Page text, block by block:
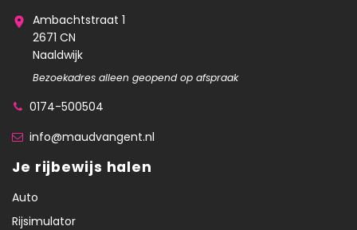
Ambachtstraat 1
2671 CN
Naaldwijk
Bezoekadres alleen geopend op afspraak
0174-500504
info@maudvangent.nl
Je rijbewijs halen
Auto
Rijsimulator